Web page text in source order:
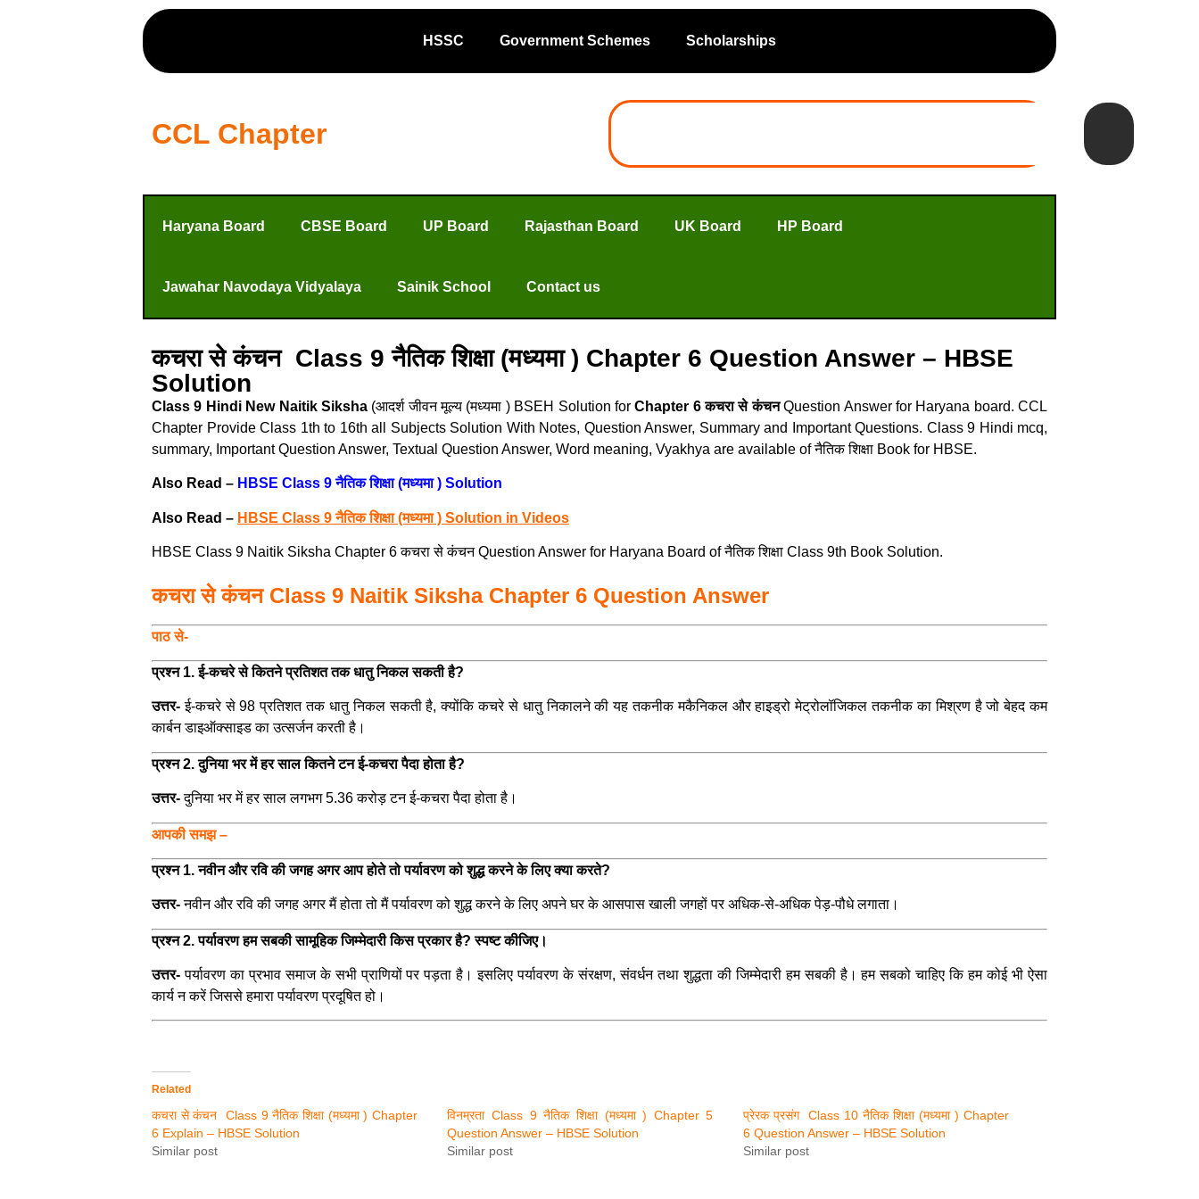
HSSC Government Schemes Scholarships
CCL Chapter
Haryana Board CBSE Board UP Board Rajasthan Board UK Board HP Board
Jawahar Navodaya Vidyalaya Sainik School Contact us
कचरा से कंचन Class 9 नैतिक शिक्षा (मध्यमा ) Chapter 6 Question Answer – HBSE
Solution
Class 9 Hindi New Naitik Siksha(आदर्श जीवन मूल्य (मध्यमा ) BSEH Solution forChapter 6 कचरा से कंचनQuestion Answer for Haryana board. CCL
Chapter Provide Class 1th to 16th all Subjects Solution With Notes, Question Answer, Summary and Important Questions. Class 9 Hindi mcq,
summary, Important Question Answer, Textual Question Answer, Word meaning, Vyakhya are available of नैतिक शिक्षा Book for HBSE.
Also Read – HBSE Class 9 नैतिक शिक्षा (मध्यमा ) Solution
Also Read – HBSE Class 9 नैतिक शिक्षा (मध्यमा ) Solution in Videos
HBSE Class 9 Naitik Siksha Chapter 6 कचरा से कंचन Question Answer for Haryana Board of नैतिक शिक्षा Class 9th Book Solution.
कचरा से कंचन Class 9 Naitik Siksha Chapter 6 Question Answer
पाठ से-
प्रश्न 1. ई-कचरे से कितने प्रतिशत तक धातु निकल सकती है?
उत्तर- ई-कचरे से 98 प्रतिशत तक धातु निकल सकती है, क्योंकि कचरे से धातु निकालने की यह तकनीक मकैनिकल और हाइड्रो मेट्रोलॉजिकल तकनीक का मिश्रण है जो बेहद कम
कार्बन डाइऑक्साइड का उत्सर्जन करती है।
प्रश्न 2. दुनिया भर में हर साल कितने टन ई-कचरा पैदा होता है?
उत्तर-दुनिया भर में हर साल लगभग 5.36 करोड़ टन ई-कचरा पैदा होता है।
आपकी समझ –
प्रश्न 1. नवीन और रवि की जगह अगर आप होते तो पर्यावरण को शुद्ध करने के लिए क्या करते?
उत्तर-नवीन और रवि की जगह अगर मैं होता तो मैं पर्यावरण को शुद्ध करने के लिए अपने घर के आसपास खाली जगहों पर अधिक-से-अधिक पेड़-पौधे लगाता।
प्रश्न 2. पर्यावरण हम सबकी सामूहिक जिम्मेदारी किस प्रकार है? स्पष्ट कीजिए।
उत्तर- पर्यावरण का प्रभाव समाज के सभी प्राणियों पर पड़ता है। इसलिए पर्यावरण के संरक्षण, संवर्धन तथा शुद्धता की जिम्मेदारी हम सबकी है। हम सबको चाहिए कि हम कोई भी ऐसा
कार्य न करें जिससे हमारा पर्यावरण प्रदूषित हो।
Related
कचरा से कंचन Class 9 नैतिक शिक्षा (मध्यमा ) Chapter
6 Explain – HBSE Solution
Similar post
विनम्रता Class 9 नैतिक शिक्षा (मध्यमा ) Chapter 5
Question Answer – HBSE Solution
Similar post
प्रेरक प्रसंग Class 10 नैतिक शिक्षा (मध्यमा ) Chapter
6 Question Answer – HBSE Solution
Similar post